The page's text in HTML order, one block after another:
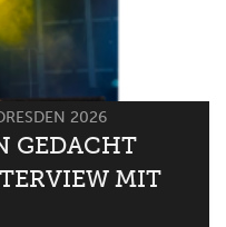
2026
GEDACHT
MIT